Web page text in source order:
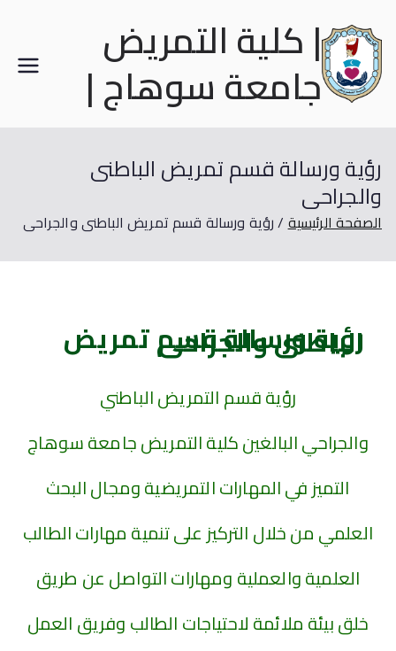
| كلية التمريض
جامعة سوهاج |
رؤية ورسالة قسم تمريض الباطنى
والجراحى
الصفحة الرئيسية رؤية ورسالة قسم تمريض الباطنى والجراحى
رؤية ورسالة قسم تمريض
الباطنى والجراحى​
رؤيةقسم التمريض الباطني
والجراحي البالغين كلية التمريض جامعة سوهاج
التميز في المهارات التمريضية ومجال البحث
العلمي من خلال التركيز على تنمية مهارات الطالب
العلمية والعملية ومهارات التواصل عن طريق
خلق بيئة ملائمة لاحتياجات الطالب وفريق العمل